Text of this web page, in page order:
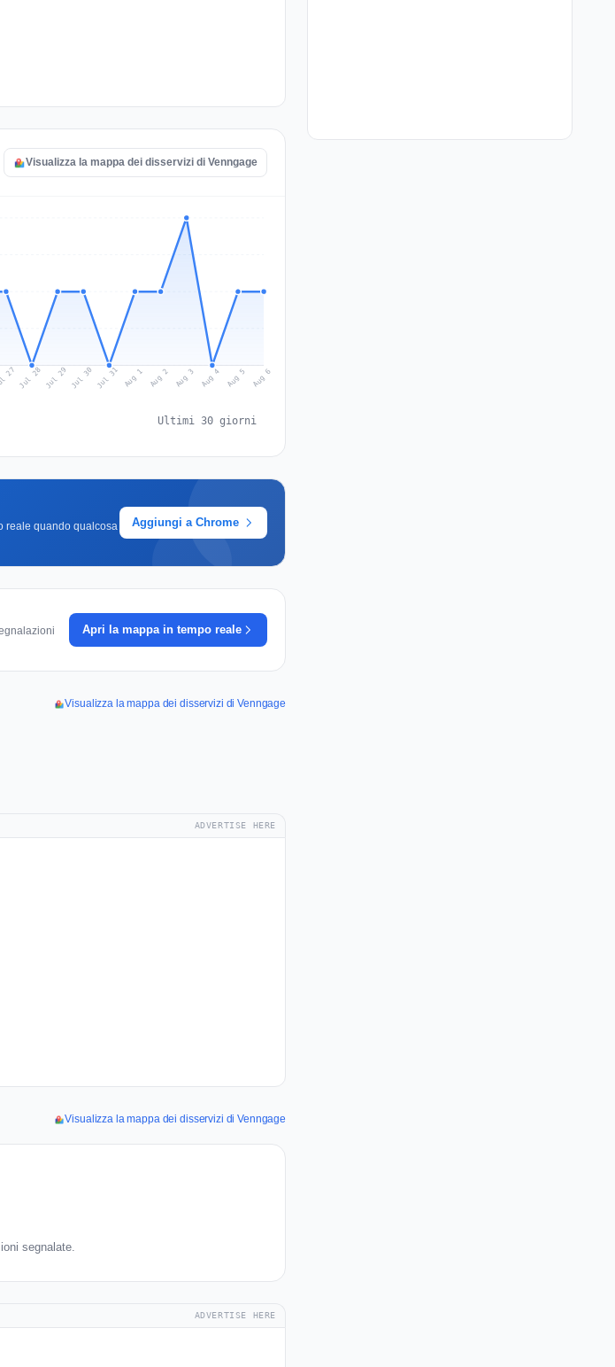
Visualizza la mappa dei disservizi di Venngage
27 Jul 28 Jul 29 Jul 30 Jul 31 Aug 1 Aug 2 Aug 3 Aug 4 Aug 5 Aug 6
Ultimi 30 giorni
reale quando qualcosa
Aggiungi a Chrome
Apri la mappa in tempo reale
Visualizza la mappa dei disservizi di Venngage
ADVERTISE HERE
Visualizza la mappa dei disservizi di Venngage
segnalate.
ADVERTISE HERE